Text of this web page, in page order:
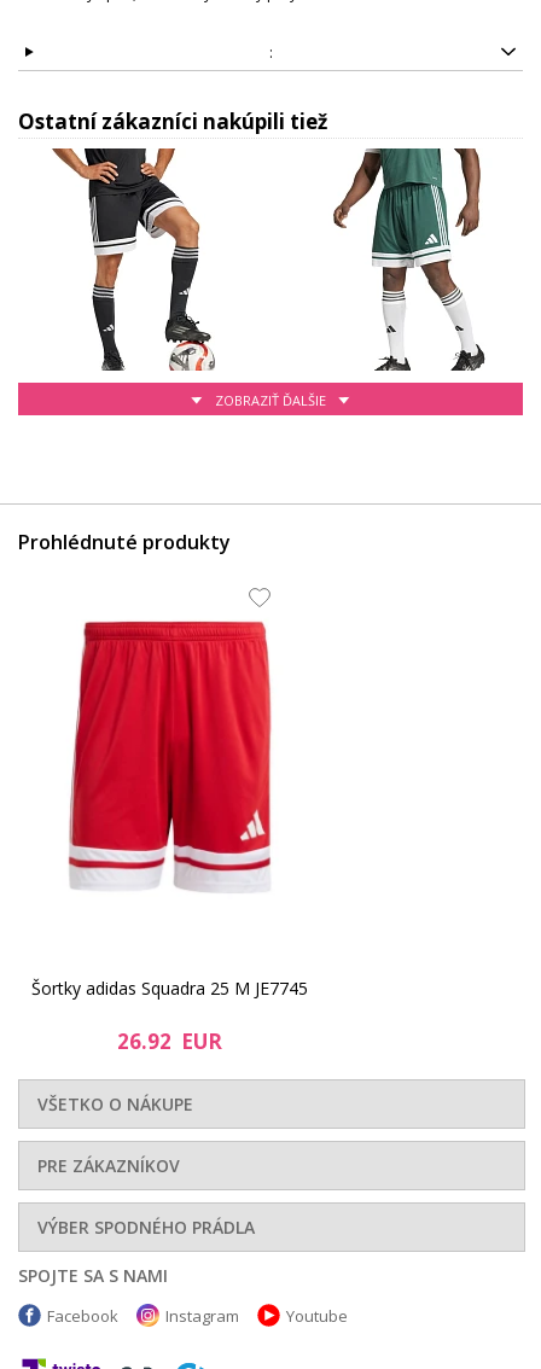
:
Ostatní zákazníci nakúpili tiež
26.92 EUR
35.23 EUR 27.76 EUR
ZOBRAZIŤ ĎALŠIE
Prohlédnuté produkty
Šortky adidas Squadra 25 M JE7745
26.92 EUR
VŠETKO O NÁKUPE
PRE ZÁKAZNÍKOV
VÝBER SPODNÉHO PRÁDLA
SPOJTE SA S NAMI
Facebook Instagram Youtube